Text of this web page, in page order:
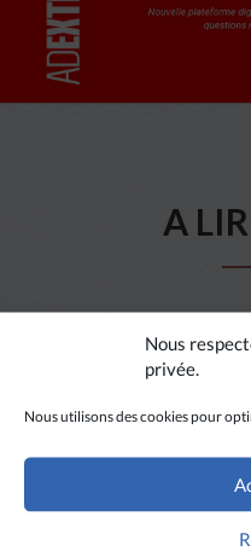
Nous
privée.
Nous utilisons des cookies pour
A